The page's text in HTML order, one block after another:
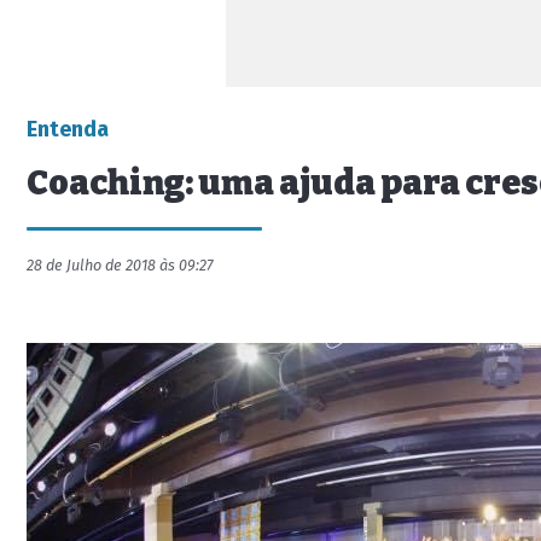
Entenda
Coaching: uma ajuda para
28 de Julho de 2018 às 09:27